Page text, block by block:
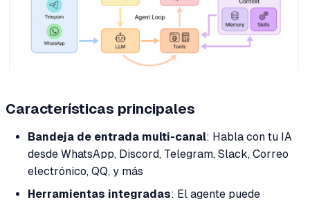
Características principales
Bandeja de entrada multi-canal: Habla con tu IA
desde WhatsApp, Discord, Telegram, Slack, Correo
electrónico, QQ, y más
Herramientas integradas: El agente puede